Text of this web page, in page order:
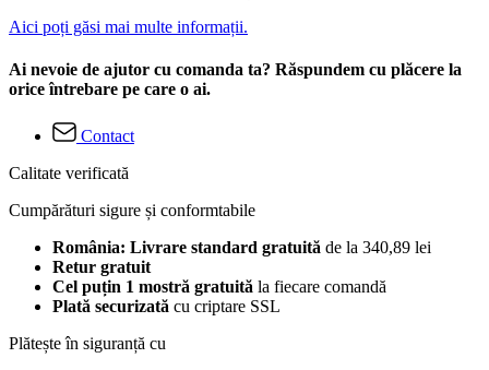
Aici poți găsi mai multe informații.
Ai nevoie de ajutor cu comanda ta? Răspundem cu plăcere la
orice întrebare pe care o ai.
Contact
Calitate verificată
Cumpărături sigure și conformtabile
România: Livrare standard gratuită de la 340,89 lei
Retur gratuit
Cel puțin 1 mostră gratuită la fiecare comandă
Plată securizată cu criptare SSL
Plătește în siguranță cu